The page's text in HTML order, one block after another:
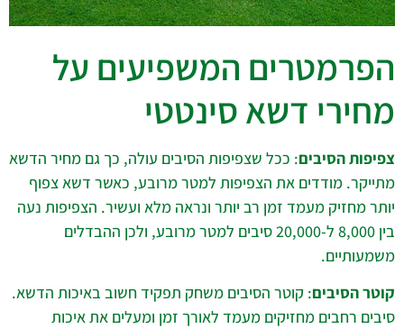
הפרמטרים המשפיעים על
מחירי דשא סינטטי
צפיפות הסיבים: ככל שצפיפות הסיבים עולה, כך גם מחיר הדשא
מתייקר. מודדים את הצפיפות למטר מרובע, כאשר דשא צפוף
יותר מחזיק מעמד זמן רב יותר ונראה מלא ועשיר. הצפיפות נעה
בין 8,000 ל-20,000 סיבים למטר מרובע, ולכן ההבדלים
משמעותיים.
קוטר הסיבים: קוטר הסיבים משחק תפקיד חשוב באיכות הדשא.
סיבים רחבים מחזיקים מעמד לאורך זמן ומעלים את איכות